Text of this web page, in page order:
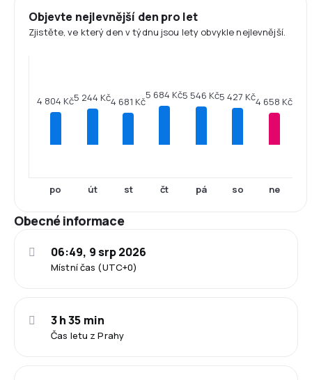
Objevte nejlevnější den pro let
Zjistěte, ve který den v týdnu jsou lety obvykle nejlevnější.
4 804 Kč
po
5 244 Kč
út
4 681 Kč
st
5 684 Kč
čt
5 546 Kč
pá
5 427 Kč
so
4 658 Kč
ne
Obecné informace
Místní čas (UTC+0)
06:49, 9 srp 2026
Čas letu z Prahy
3 h 35 min